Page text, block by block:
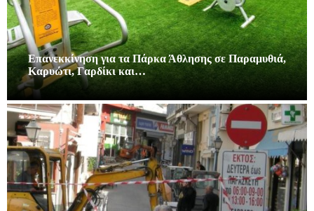
Επανεκκίνηση για τα Πάρκα Άθλησης σε Παραμυθιά,
Καρυώτι, Γαρδίκι και…